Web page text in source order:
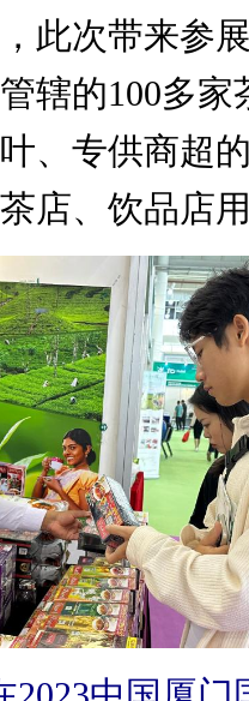
此次带来参
辖的100多家
、专供商超
店、饮品店